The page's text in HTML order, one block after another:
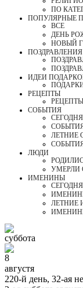
ПО
ПОПУЛЯРНЫЕ
ВСЕ
ДЕНЬ
НОВЫЙ
ПОЗДРАВЛЕНИЯ
ИДЕИ
РЕЦЕПТЫ
СОБЫТИЯ
CЕГОДНЯ
ЛЕТНИЕ
ЛЮДИ
УМЕРЛИ
ИМЕНИНЫ
CЕГОДНЯ
ЛЕТНИЕ
суббота
8
августя
220-й день, 32-ая